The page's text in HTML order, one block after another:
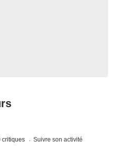
critiques Suivre son activité